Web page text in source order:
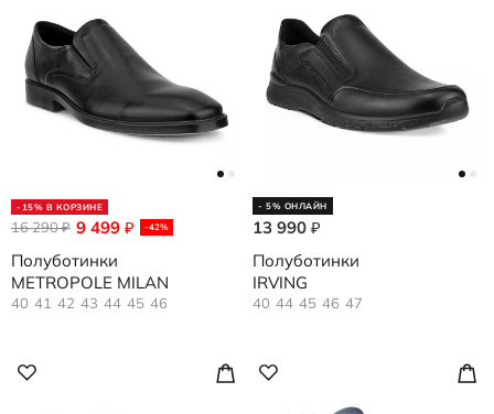
-15% В КОРЗИНЕ
9 499 ₽ -42%
16 290₽
Полуботинки
METROPOLE MILAN
40 41 42 43 44 45 46
- 5% ОНЛАЙН
13 990 ₽
Полуботинки
IRVING
40 44 45 46 47